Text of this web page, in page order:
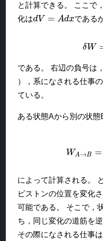
と計算できる。 ここで
化は
dV= dx
である
(3)δ
である。 右辺の負号は
），系になされる仕事
ている。
ある状態Aから別の状
によって計算される。
ピストンの位置を変化
可能である。 そこで，
ち，同じ変化の道筋を
その際になされる仕事は